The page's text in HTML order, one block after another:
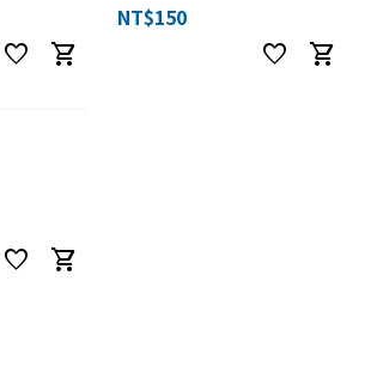
favorite shopping_cart
NT$150
favorite shopping_cart
favorite shopping_cart